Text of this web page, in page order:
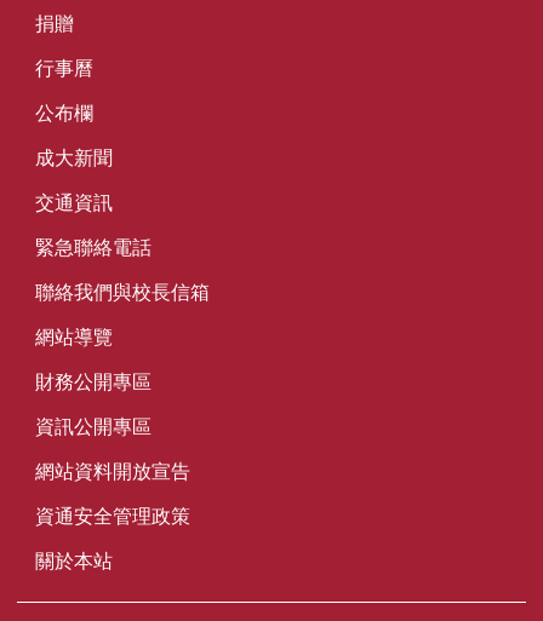
捐贈
行事曆
公布欄
成大新聞
交通資訊
緊急聯絡電話
聯絡我們與校長信箱
網站導覽
財務公開專區
資訊公開專區
網站資料開放宣告
資通安全管理政策
關於本站